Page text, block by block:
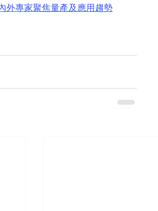
外專家聚焦量產及應用趨勢